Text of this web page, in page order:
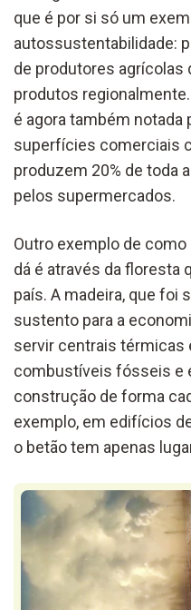
que é por si só um
autossustentabilidade:
de produtores
produtos
é agora também
superfícies comerciais
produzem 20% de toda
pelos supermercados.
Outro exemplo de
dá é através da floresta
país. A madeira, que foi
sustento para a
servir centrais térmicas
combustíveis fósseis e
construção de forma
exemplo, em edifícios
o betão tem apenas